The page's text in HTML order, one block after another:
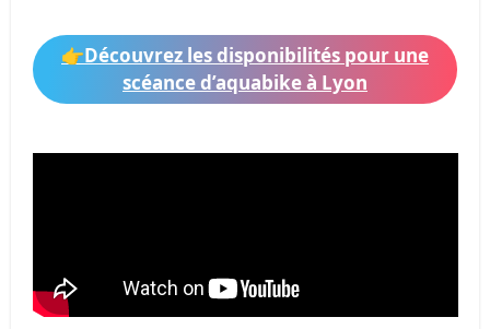
👉Découvrez les disponibilités pour une
scéance d’aquabike à Lyon